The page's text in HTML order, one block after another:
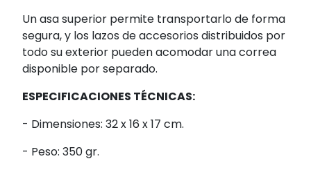
Un asa superior permite transportarlo de forma
segura, y los lazos de accesorios distribuidos por
todo su exterior pueden acomodar una correa
disponible por separado.
ESPECIFICACIONES TÉCNICAS:
- Dimensiones: 32 x 16 x 17 cm.
- Peso: 350 gr.